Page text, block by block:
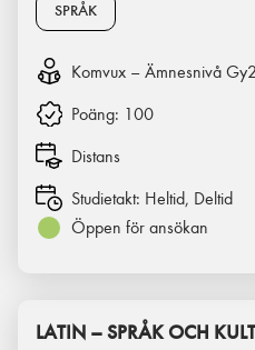
SPRÅK
Komvux – Ämnesnivå
Poäng: 100
Distans
Studietakt: Heltid, Deltid
Öppen för ansökan
LATIN – SPRÅK OCH